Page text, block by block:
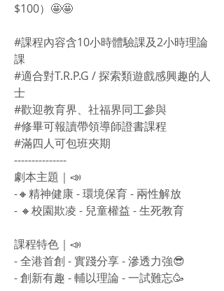
$100）🤩🤩
#課程內容含10小時體驗課及2小時理論
課
#適合對T.R.P.G / 探索類遊戲感興趣的人
士
#歡迎教育界、社福界同工參與
#修畢可報讀帶領導師證書課程
#滿四人可包班夾期
---------------
劇本主題｜📣
-🔸精神健康 - 環境保育 - 兩性解放
- 🔸校園欺凌 - 兒童權益 - 生死教育
課程特色｜📣
- 全港首創 - 實踐分享 - 滲透力強😎
- 創新有趣 - 輔以理論 - 一試難忘🥳